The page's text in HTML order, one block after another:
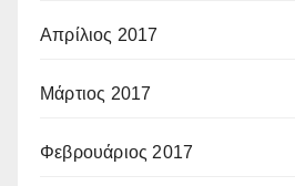
Απρίλιος 2017
Μάρτιος 2017
Φεβρουάριος 2017